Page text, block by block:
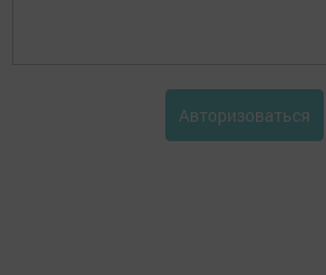
Авторизоваться